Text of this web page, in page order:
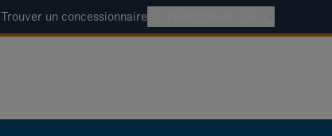
Trouver un concessionnaire